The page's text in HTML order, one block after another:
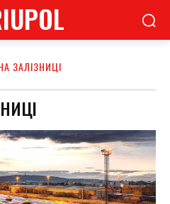
ЗАЛІЗНИЦІ